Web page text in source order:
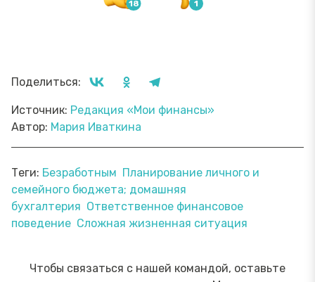
Поделиться:
Источник: Редакция «Мои финансы»
Автор: Мария Иваткина
Теги: Безработным Планирование личного и
семейного бюджета; домашняя
бухгалтерия Ответственное финансовое
поведение Сложная жизненная ситуация
Чтобы связаться с нашей командой, оставьте